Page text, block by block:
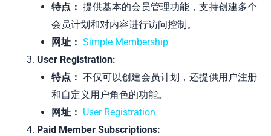
特点： 提供基本的会员管理功能，支持创建多个
会员计划和对内容进行访问控制。
网址： Simple Membership
User Registration:
特点： 不仅可以创建会员计划，还提供用户注册
和自定义用户角色的功能。
网址： User Registration
Paid Member Subscriptions: